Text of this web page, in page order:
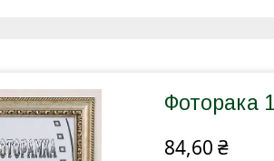
Фоторака
84,60 ₴